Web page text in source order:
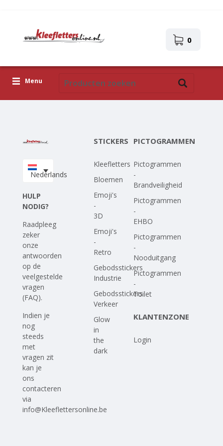
0
Menu
Upload je eigen ontwerp
Nederlands
HULP
NODIG?
Raadpleeg
zeker
onze
antwoorden
op de
veelgestelde
vragen
(FAQ).
Indien je
nog
steeds
met
vragen zit
kan je
ons
contacteren
via
info@Kleeflettersonline.be
STICKERS
Kleefletters
Bloemen
Emoji's
-
3D
Emoji's
-
Retro
Gebodsstickers
Industrie
Gebodsstickers
Verkeer
Glow
in
the
dark
PICTOGRAMMEN
Pictogrammen
-
Brandveiligheid
Pictogrammen
-
EHBO
Pictogrammen
-
Nooduitgang
Pictogrammen
-
Toilet
KLANTENZONE
Login